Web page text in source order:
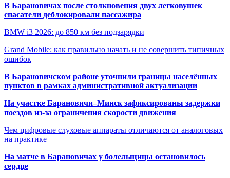
В Барановичах после столкновения двух легковушек
спасатели деблокировали пассажира
BMW i3 2026: до 850 км без подзарядки
Grand Mobile: как правильно начать и не совершить типичных
ошибок
В Барановичском районе уточнили границы населённых
пунктов в рамках административной актуализации
На участке Барановичи–Минск зафиксированы задержки
поездов из-за ограничения скорости движения
Чем цифровые слуховые аппараты отличаются от аналоговых
на практике
На матче в Барановичах у болельщицы остановилось
сердце